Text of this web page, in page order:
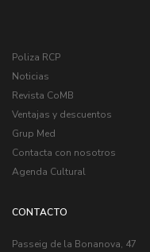
Poliza RCP
Noticias
Revista CoMB
Ventajas y descuentos
Grup Med
Contacta con nosotros
Agenda Cultural
CONTACTO
Passeig de la Bonanova, 47